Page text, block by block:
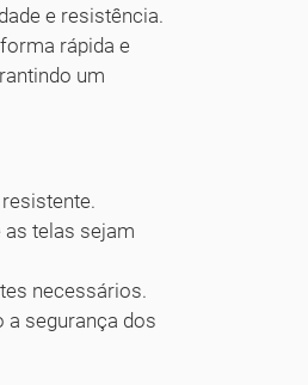
e resistência.
rápida e
um
as telas sejam
necessários.
a segurança dos